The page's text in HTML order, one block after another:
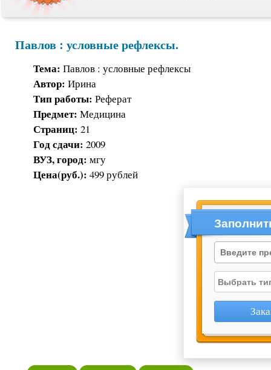
Павлов : условные рефлексы.
Тема: Павлов : условные рефлексы
Автор: Ирина
Тип работы: Реферат
Предмет: Медицина
Страниц: 21
Год сдачи: 2009
ВУЗ, город: мгу
Цена(руб.): 499 рублей